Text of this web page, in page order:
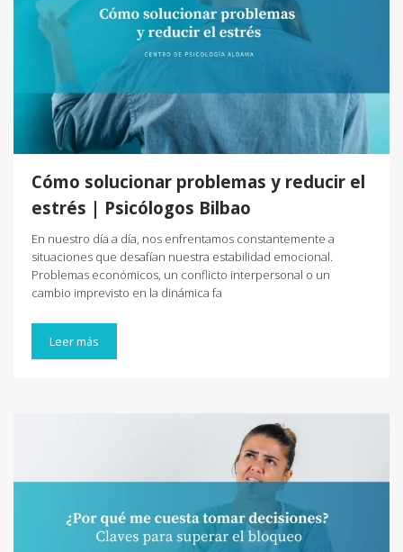
Cómo solucionar problemas y reducir el
estrés | Psicólogos Bilbao
En nuestro día a día, nos enfrentamos constantemente a
situaciones que desafían nuestra estabilidad emocional.
Problemas económicos, un conflicto interpersonal o un
cambio imprevisto en la dinámica fa
Leer más